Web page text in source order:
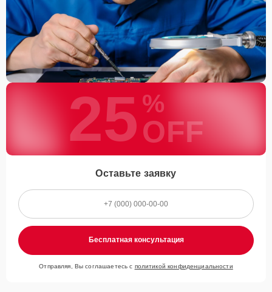
25 %
OFF
Оставьте заявку
Бесплатная консультация
Отправляя, Вы соглашаетесь с политикой конфиденциальности